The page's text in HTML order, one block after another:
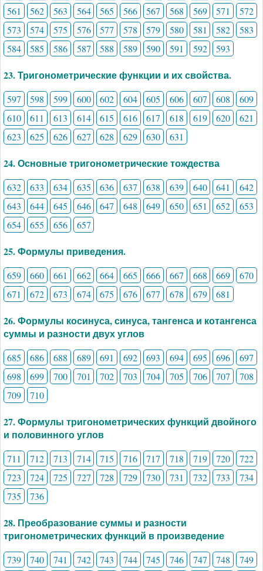
561
562 563 564 565 566 567 568 569 571
572
573
574 575 576 577 578 579 580 581 582
583
584
585 586 587 588 589 590 591 592 593
23. Тригонометрические функции и их свойства.
597 598 599 600 602 604 605 606 607 608
609
610
611 613 614 615 616 617 618 619 620
621
623
625 626 627 628 629 630 631
24. Основные тригонометрические тождества
632 633 634 635 636 637 638 639 640 641
642
643
644 645 646 647 648 649 650 651 652
653
654
655 656 657
25. Формулы приведения.
659 660 661 662 664 665 666 667 668 669
670
671
672 673 674 675 676 677 678 679 681
26. Формулы косинуса, синуса, тангенса и котангенса
суммы и разности двух углов
685 686 688 689 691 692 693 694 695 696
697
698
699 700 701 702 703 704 705 706 707
708
709
710
27. Формулы тригонометрических функций двойного
и половинного углов
711 712 713 714 715 716 717 718 719 720
722
723
724 725 727 728 729 730 731 732 733
734
735
736
28. Преобразование суммы и разности
тригонометрических функций в произведение
739 740 741 742 743 744 745 746 747 748
749